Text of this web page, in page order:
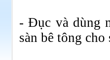
- Đục và dùng
sàn bê tông